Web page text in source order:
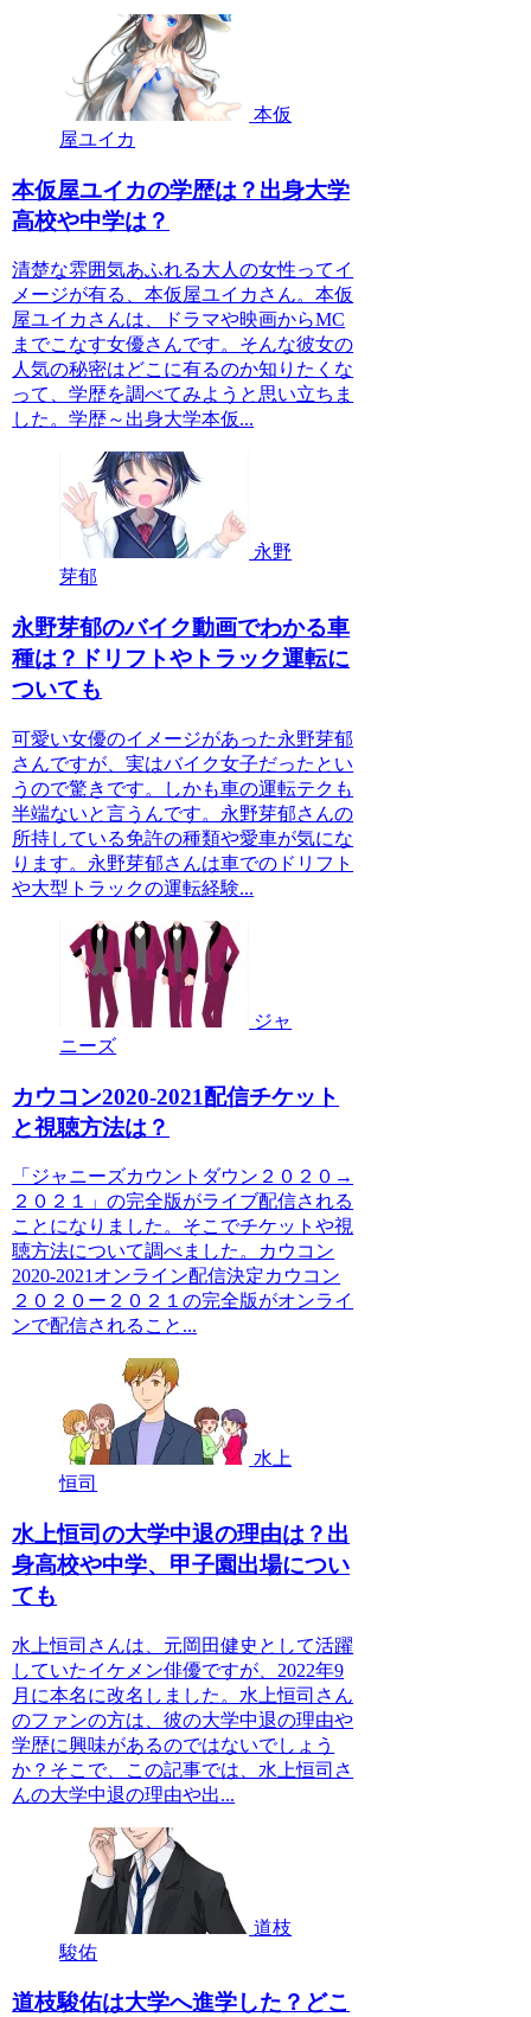
本仮
屋ユイカ
本仮屋ユイカの学歴は？出身大学
高校や中学は？
清楚な雰囲気あふれる大人の女性ってイ
メージが有る、本仮屋ユイカさん。本仮
屋ユイカさんは、ドラマや映画からMC
までこなす女優さんです。そんな彼女の
人気の秘密はどこに有るのか知りたくな
って、学歴を調べてみようと思い立ちま
した。学歴～出身大学本仮...
永野
芽郁
永野芽郁のバイク動画でわかる車
種は？ドリフトやトラック運転に
ついても
可愛い女優のイメージがあった永野芽郁
さんですが、実はバイク女子だったとい
うので驚きです。しかも車の運転テクも
半端ないと言うんです。永野芽郁さんの
所持している免許の種類や愛車が気にな
ります。永野芽郁さんは車でのドリフト
や大型トラックの運転経験...
ジャ
ニーズ
カウコン2020-2021配信チケット
と視聴方法は？
「ジャニーズカウントダウン２０２０→
２０２１」の完全版がライブ配信される
ことになりました。そこでチケットや視
聴方法について調べました。カウコン
2020-2021オンライン配信決定カウコン
２０２０ー２０２１の完全版がオンライ
ンで配信されること...
水上
恒司
水上恒司の大学中退の理由は？出
身高校や中学、甲子園出場につい
ても
水上恒司さんは、元岡田健史として活躍
していたイケメン俳優ですが、2022年9
月に本名に改名しました。水上恒司さん
のファンの方は、彼の大学中退の理由や
学歴に興味があるのではないでしょう
か？そこで、この記事では、水上恒司さ
んの大学中退の理由や出...
道枝
駿佑
道枝駿佑は大学へ進学した？どこ